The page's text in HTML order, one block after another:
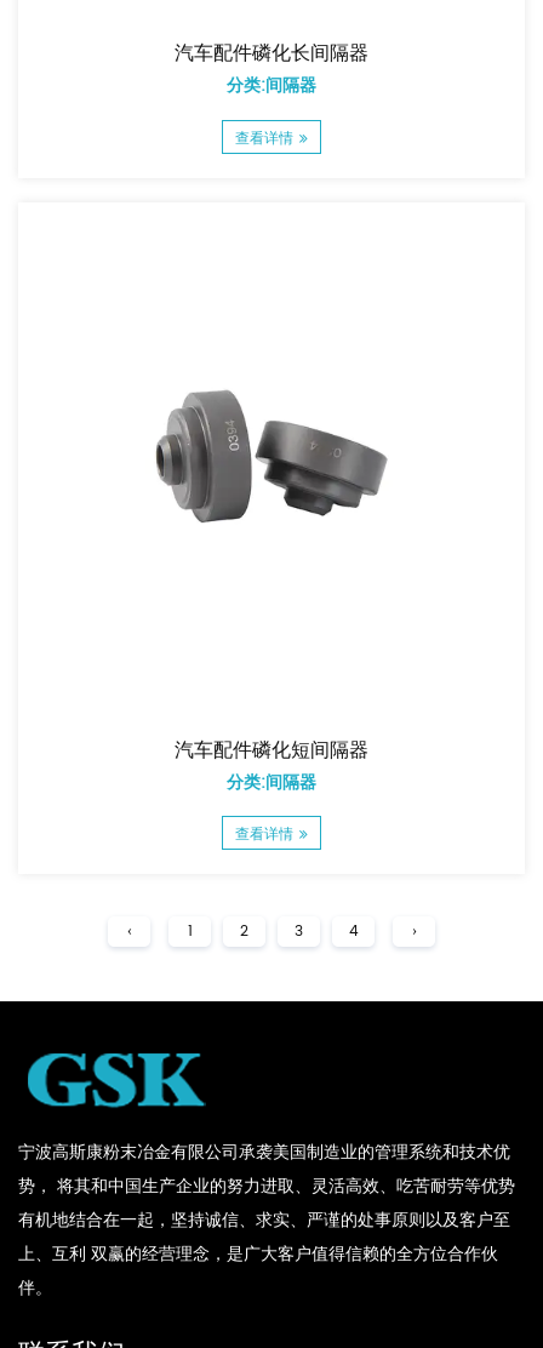
汽车配件磷化长间隔器
分类:间隔器
查看详情
汽车配件磷化短间隔器
分类:间隔器
查看详情
‹ 1 2 3 4 ›
宁波高斯康粉末冶金有限公司承袭美国制造业的管理系统和技术优
势， 将其和中国生产企业的努力进取、灵活高效、吃苦耐劳等优势
有机地结合在一起，坚持诚信、求实、严谨的处事原则以及客户至
上、互利 双赢的经营理念，是广大客户值得信赖的全方位合作伙
伴。